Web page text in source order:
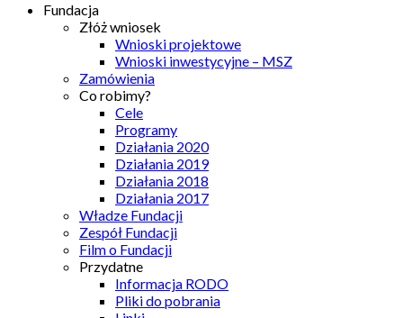
Fundacja
Złóż wniosek
Wnioski projektowe
Wnioski inwestycyjne – MSZ
Zamówienia
Co robimy?
Cele
Programy
Działania 2020
Działania 2019
Działania 2018
Działania 2017
Władze Fundacji
Zespół Fundacji
Film o Fundacji
Przydatne
Informacja RODO
Pliki do pobrania